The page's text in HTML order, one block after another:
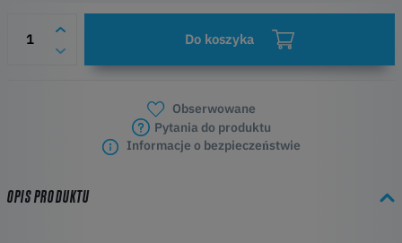
Do koszyka
Obserwowane
Pytania do produktu
Informacje o bezpieczeństwie
OPIS PRODUKTU